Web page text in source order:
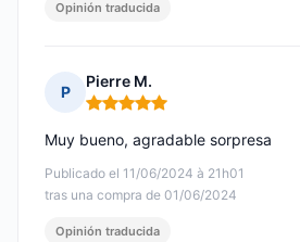
Opinión traducida
P
Pierre M.
Nota: 5 de 5
Publicado el 11/06/2024 à 21h01
tras una compra de 01/06/2024
Muy bueno, agradable sorpresa
Opinión traducida